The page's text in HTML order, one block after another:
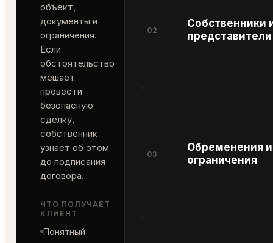
объект,
документы и
ограничения.
Если
обстоятельство
мешает
провести
безопасную
сделку,
собственник
узнает об этом
до подписания
договора.
ЧТО ПОЛУЧАЕТ
КЛИЕНТ
Понятный
02
Собственники
представители
03
Обременения и
ограничения